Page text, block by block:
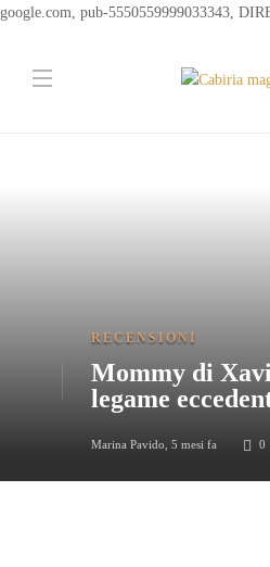
google.com, pub-5550559999033343,
RECENSIONI
Mommy di
legame
Marina Pavido 5 mesi fa 0